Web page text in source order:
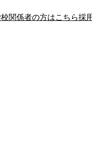
関係者の方はこちら採